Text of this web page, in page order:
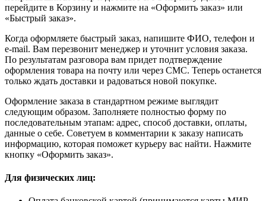
перейдите в Корзину и нажмите на «Оформить заказ» или
«Быстрый заказ».
Когда оформляете быстрый заказ, напишите ФИО, телефон и
e-mail. Вам перезвонит менеджер и уточнит условия заказа.
По результатам разговора вам придет подтверждение
оформления товара на почту или через СМС. Теперь останется
только ждать доставки и радоваться новой покупке.
Оформление заказа в стандартном режиме выглядит
следующим образом. Заполняете полностью форму по
последовательным этапам: адрес, способ доставки, оплаты,
данные о себе. Советуем в комментарии к заказу написать
информацию, которая поможет курьеру вас найти. Нажмите
кнопку «Оформить заказ».
Для физических лиц: